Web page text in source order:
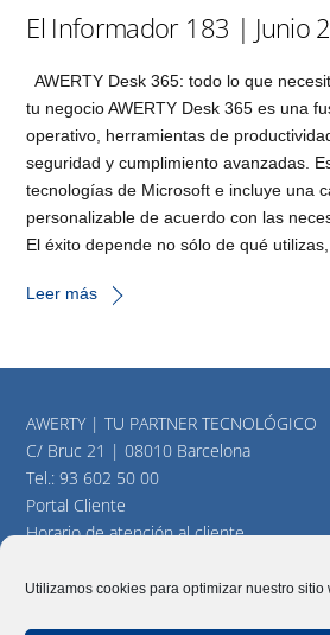
Utilizamos cookies para optimizar nuestro sitio
El Informador 183 | Junio
AWERTY Desk 365: todo lo que
tu negocio AWERTY Desk 365 es una
operativo, herramientas de
seguridad y cumplimiento avanzadas.
tecnologías de Microsoft e incluye una
personalizable de acuerdo con las
El éxito depende no sólo de qué
Leer más
AWERTY | TU PARTNER TECNOLÓGICO
C/ Bruc 21 | 08010 Barcelona
Tel.:93 602 50 00
Portal Cliente
Horario de atención al cliente